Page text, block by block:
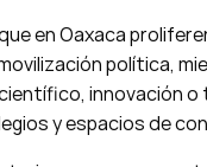
en Oaxaca
política,
innovación
y espacios de